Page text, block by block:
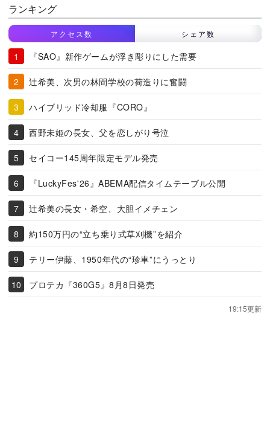
ランキング
アクセス数 シェア数
『SAO』新作ゲームが浮き彫りにした需要
辻希美、次男の林間学校の荷造りに奮闘
ハイブリッド冷却服『CORO』
西野未姫の長女、父を恋しがり号泣
セイコー145周年限定モデル発売
『LuckyFes'26』ABEMA配信タイムテーブル公開
辻希美の長女・希空、大胆イメチェン
約150万円の“立ち乗り式草刈機”を紹介
テリー伊藤、1950年代の“珍車”にうっとり
プロテカ『360G5』8月8日発売
19:15更新